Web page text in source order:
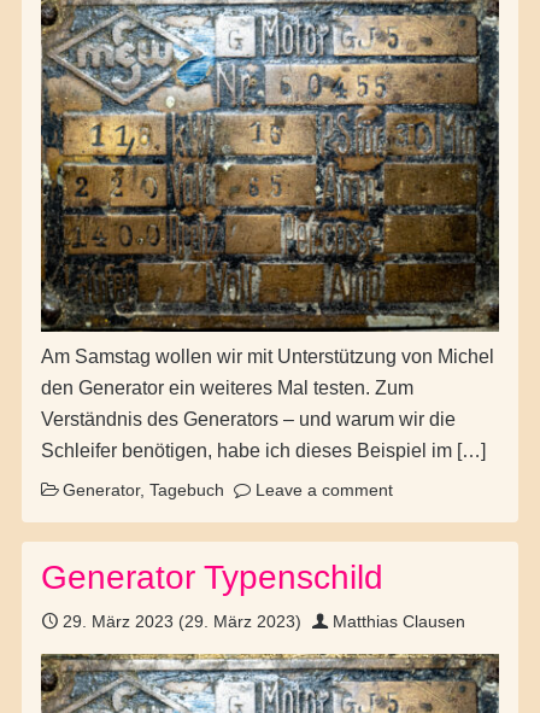
Am Samstag wollen wir mit Unterstützung von Michel
den Generator ein weiteres Mal testen. Zum
Verständnis des Generators – und warum wir die
Schleifer benötigen, habe ich dieses Beispiel im […]
Generator, Tagebuch Leave a comment
Generator Typenschild
29. März 2023 (29. März 2023) Matthias Clausen